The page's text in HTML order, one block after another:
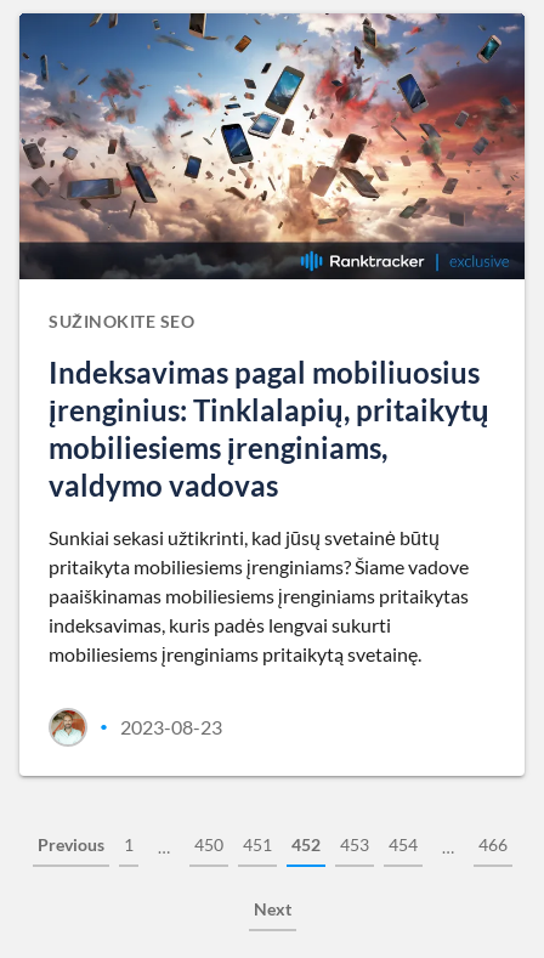
SUŽINOKITE SEO
Indeksavimas pagal mobiliuosius
įrenginius: Tinklalapių, pritaikytų
mobiliesiems įrenginiams,
valdymo vadovas
Sunkiai sekasi užtikrinti, kad jūsų svetainė būtų
pritaikyta mobiliesiems įrenginiams? Šiame vadove
paaiškinamas mobiliesiems įrenginiams pritaikytas
indeksavimas, kuris padės lengvai sukurti
mobiliesiems įrenginiams pritaikytą svetainę.
• 2023-08-23
Previous 1 … 450 451 452 453 454 … 466
Next